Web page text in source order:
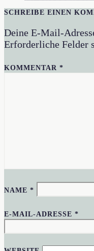
SCHREIBE EINEN
Deine E-Mail-
Erforderliche Felder
KOMMENTAR*
NAME*
E-MAIL-ADRESSE*